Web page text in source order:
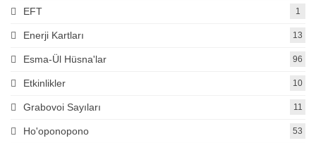
EFT 1
Enerji Kartları 13
Esma-Ül Hüsna'lar 96
Etkinlikler 10
Grabovoi Sayıları 11
Ho'oponopono 53